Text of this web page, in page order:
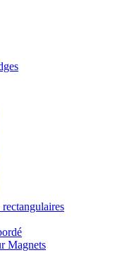
Magnets